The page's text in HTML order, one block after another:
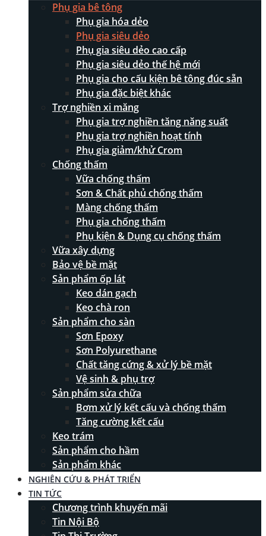
Phụ gia bê tông
Phụ gia hóa dẻo
Phụ gia siêu dẻo
Phụ gia siêu dẻo cao cấp
Phụ gia siêu dẻo thế hệ mới
Phụ gia cho cấu kiện bê tông đúc sẵn
Phụ gia đặc biệt khác
Trợ nghiền xi măng
Phụ gia trợ nghiền tăng năng suất
Phụ gia trợ nghiền hoạt tính
Phụ gia giảm/khử Crom
Chống thấm
Vữa chống thấm
Sơn & Chất phủ chống thấm
Màng chống thấm
Phụ gia chống thấm
Phụ kiện & Dụng cụ chống thấm
Vữa xây dựng
Bảo vệ bề mặt
Sản phẩm ốp lát
Keo dán gạch
Keo chà ron
Sản phẩm cho sàn
Sơn Epoxy
Sơn Polyurethane
Chất tăng cứng & xử lý bề mặt
Vệ sinh & phụ trợ
Sản phẩm sửa chữa
Bơm xử lý kết cấu và chống thấm
Tăng cường kết cấu
Keo trám
Sản phẩm cho hầm
Sản phẩm khác
NGHIÊN CỨU & PHÁT TRIỂN
TIN TỨC
Chương trình khuyến mãi
Tin Nội Bộ